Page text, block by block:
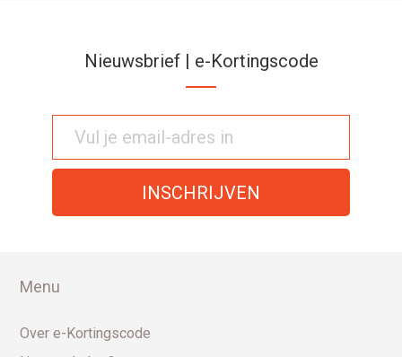
Nieuwsbrief | e-Kortingscode
Menu
Over e-Kortingscode